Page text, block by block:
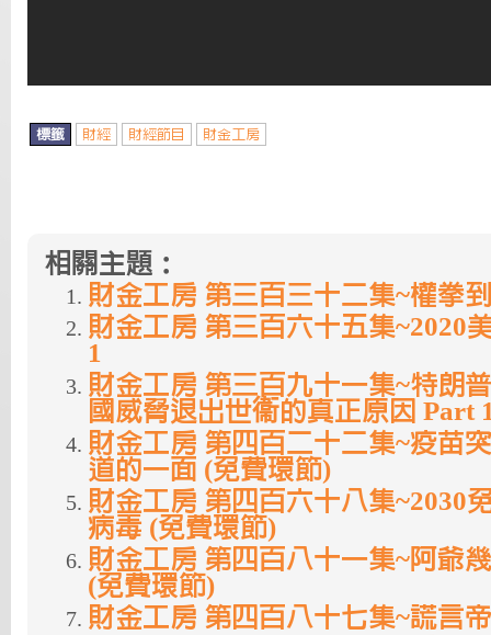
標籤 財經 財經節目 財金工房
相關主題：
財金工房 第三百三十二集~權拳
財金工房 第三百六十五集~2020
1
財金工房 第三百九十一集~特朗
國威脅退出世衞的真正原因 Part
財金工房 第四百二十二集~疫苗
道的一面 (免費環節)
財金工房 第四百六十八集~2030
病毒 (免費環節)
財金工房 第四百八十一集~阿爺
(免費環節)
財金工房 第四百八十七集~謊言